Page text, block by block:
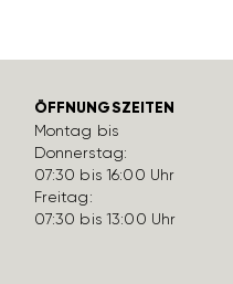
ÖFFNUNGSZEITEN
Montag bis
Donnerstag:
07:30 bis 16:00 Uhr
Freitag:
07:30 bis 13:00 Uhr